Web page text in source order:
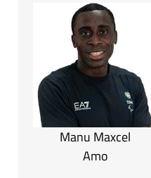
Manu Maxcel
Amo